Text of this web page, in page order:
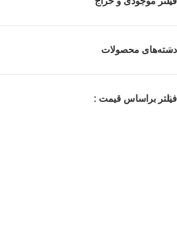
دسته‌های محصولات
فیلتر براساس قیمت :